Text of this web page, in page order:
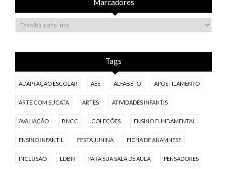
Marcadores
Tags
ADAPTAÇÃO ESCOLAR AEE ALFABETO APOSTILAMENTO
ARTE COM SUCATA ARTES ATIVIDADES INFANTIS
AVALIAÇÃO BNCC COLEÇÕES ENSINO FUNDAMENTAL
ENSINO INFANTIL FESTA JUNINA FICHA DE ANAMNESE
INCLUSÃO LDBN PARA SUA SALA DE AULA PENSADORES